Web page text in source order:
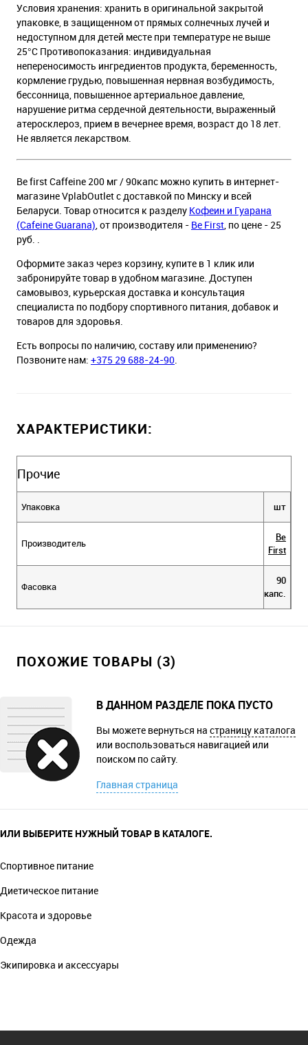
Условия хранения: хранить в оригинальной закрытой
упаковке, в защищенном от прямых солнечных лучей и
недоступном для детей месте при температуре не выше
25°С Противопоказания: индивидуальная
непереносимость ингредиентов продукта, беременность,
кормление грудью, повышенная нервная возбудимость,
бессонница, повышенное артериальное давление,
нарушение ритма сердечной деятельности, выраженный
атеросклероз, прием в вечернее время, возраст до 18 лет.
Не является лекарством.
Be first Caffeine 200 мг / 90капс можно купить в интернет-
магазине VplabOutlet с доставкой по Минску и всей
Беларуси. Товар относится к разделу Кофеин и Гуарана
(Cafeine Guarana), от производителя - Be First, по цене - 25
руб. .
Оформите заказ через корзину, купите в 1 клик или
забронируйте товар в удобном магазине. Доступен
самовывоз, курьерская доставка и консультация
специалиста по подбору спортивного питания, добавок и
товаров для здоровья.
Есть вопросы по наличию, составу или применению?
Позвоните нам: +375 29 688-24-90.
ХАРАКТЕРИСТИКИ:
Прочие
Упаковка шт
Производитель
Be
First
Фасовка
90
капс.
ПОХОЖИЕ ТОВАРЫ (3)
В ДАННОМ РАЗДЕЛЕ ПОКА ПУСТО
Вы можете вернуться на страницу каталога
или воспользоваться навигацией или
поиском по сайту.
Главная страница
ИЛИ ВЫБЕРИТЕ НУЖНЫЙ ТОВАР В КАТАЛОГЕ.
Спортивное питание
Диетическое питание
Красота и здоровье
Одежда
Экипировка и аксессуары